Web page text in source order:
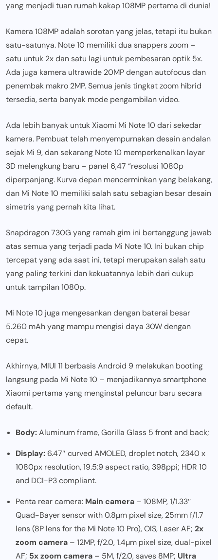
yang menjadi tuan rumah kakap 108MP pertama di dunia!
Kamera 108MP adalah sorotan yang jelas, tetapi itu bukan
satu-satunya. Note 10 memiliki dua snappers zoom –
satu untuk 2x dan satu lagi untuk pembesaran optik 5x.
Ada juga kamera ultrawide 20MP dengan autofocus dan
penembak makro 2MP. Semua jenis tingkat zoom hibrid
tersedia, serta banyak mode pengambilan video.
Ada lebih banyak untuk Xiaomi Mi Note 10 dari sekedar
kamera. Pembuat telah menyempurnakan desain andalan
sejak Mi 9, dan sekarang Note 10 memperkenalkan layar
3D melengkung baru – panel 6,47 “resolusi 1080p
diperpanjang. Kurva depan mencerminkan yang belakang,
dan Mi Note 10 memiliki salah satu sebagian besar desain
simetris yang pernah kita lihat.
Snapdragon 730G yang ramah gim ini bertanggung jawab
atas semua yang terjadi pada Mi Note 10. Ini bukan chip
tercepat yang ada saat ini, tetapi merupakan salah satu
yang paling terkini dan kekuatannya lebih dari cukup
untuk tampilan 1080p.
Mi Note 10 juga mengesankan dengan baterai besar
5.260 mAh yang mampu mengisi daya 30W dengan
cepat.
Akhirnya, MIUI 11 berbasis Android 9 melakukan booting
langsung pada Mi Note 10 – menjadikannya smartphone
Xiaomi pertama yang menginstal peluncur baru secara
default.
Body:Aluminum frame, Gorilla Glass 5 front and back;
Display: 6.47″ curved AMOLED, droplet notch, 2340 x
1080px resolution, 19.5:9 aspect ratio, 398ppi; HDR 10
and DCI-P3 compliant.
Penta rear camera: Main camera – 108MP, 1/1.33″
Quad-Bayer sensor with 0.8µm pixel size, 25mm f/1.7
lens (8P lens for the Mi Note 10 Pro), OIS, Laser AF; 2x
zoom camera – 12MP, f/2.0, 1.4µm pixel size, dual-pixel
AF; 5x zoom camera – 5M, f/2.0, saves 8MP; Ultra